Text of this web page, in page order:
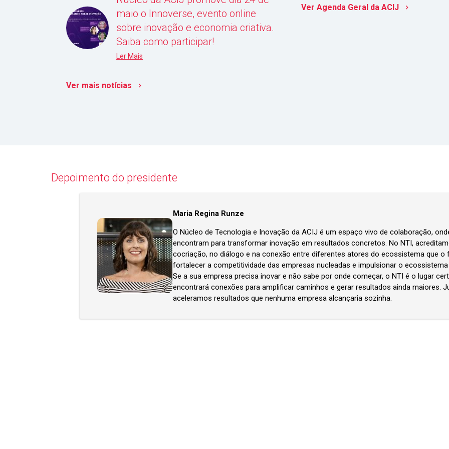
maio o Innoverse, evento online
sobre inovação e economia criativa.
Saiba como participar!
Ler Mais
keyboard_arrow_right
Ver mais notícias
keyboard_arrow_right
Ver Agenda Geral da ACIJ
Depoimento do presidente
Maria Regina Runze
O Núcleo de Tecnologia e Inovação da ACIJ é um espaço vivo de colaboração,
encontram para transformar inovação em resultados concretos. No NTI,
cocriação, no diálogo e na conexão entre diferentes atores do ecossistema que o
fortalecer a competitividade das empresas nucleadas e impulsionar o
Se a sua empresa precisa inovar e não sabe por onde começar, o NTI é o lugar
encontrará conexões para amplificar caminhos e gerar resultados ainda maiores.
aceleramos resultados que nenhuma empresa alcançaria sozinha.